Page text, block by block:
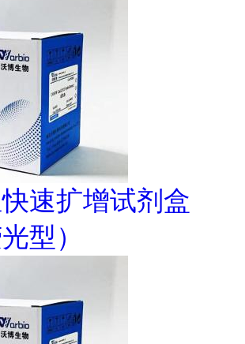
速扩增试剂盒
型）